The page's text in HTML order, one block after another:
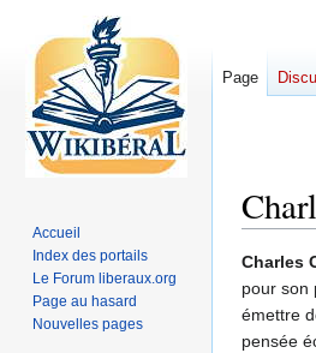
Aller
à
la
Aller
à
la
recherche
Charles
pour son
émettre
pensée
Page
Accueil
Index des portails
Le Forum liberaux.org
Page au hasard
Nouvelles pages